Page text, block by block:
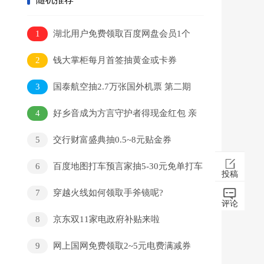
投稿
评论
1
湖北用户免费领取百度网盘会员1个
月 需实名认证
2
钱大掌柜每月首签抽黄金或卡券
3 国泰航空抽2.7万张国外机票 第二期
4
好乡音成为方言守护者得现金红包 亲
5
交行财富盛典抽0.5~8元贴金券
6
百度地图打车预言家抽5-30元免单打车
7
穿越火线如何领取手斧镜呢?
8 京东双11家电政府补贴来啦
9
网上国网免费领取2~5元电费满减券